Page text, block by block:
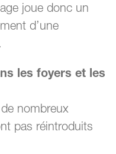
joue donc un
d’une
les foyers et les
nombreux
pas réintroduits